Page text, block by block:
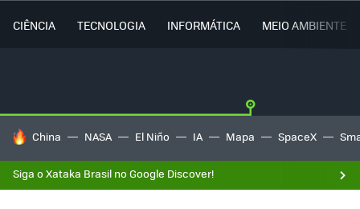
CIÊNCIA TECNOLOGIA INFORMÁTICA MEIO AMBIENTE
TENDÊNCIAS DO DIA
China NASA El Niño IA Mapa SpaceX
Siga o Xataka Brasil no Google Discover!